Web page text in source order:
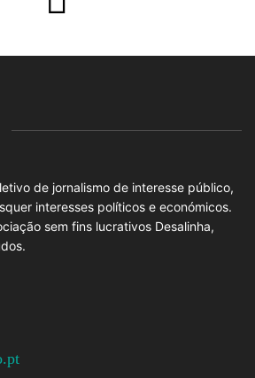
de jornalismo de interesse público,
interesses políticos e económicos.
sem fins lucrativos Desalinha,